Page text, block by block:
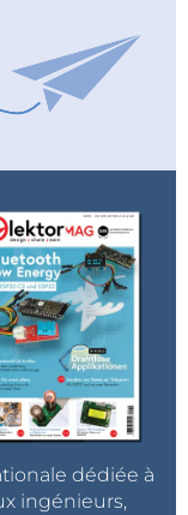
dédiée à
ingénieurs,